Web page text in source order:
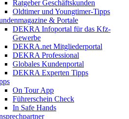
Ratgeber Geschäftskunden
Oldtimer und Youngtimer-Tipps
& Portale
DEKRA Infoportal für das Kfz-
Gewerbe
DEKRA.net Mitgliederportal
DEKRA Professional
Globales Kundenportal
DEKRA Experten Tipps
On Tour App
Führerschein Check
In Safe Hands